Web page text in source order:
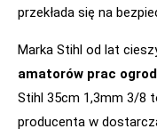
przekłada się na
Marka Stihl od lat
amatorów prac
Stihl 35cm 1,3mm 3/8
producenta w